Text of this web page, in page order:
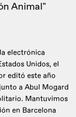
Animal"
electrónica
Unidos, el
editó este año
a Abul Mogard
Mantuvimos
en Barcelona